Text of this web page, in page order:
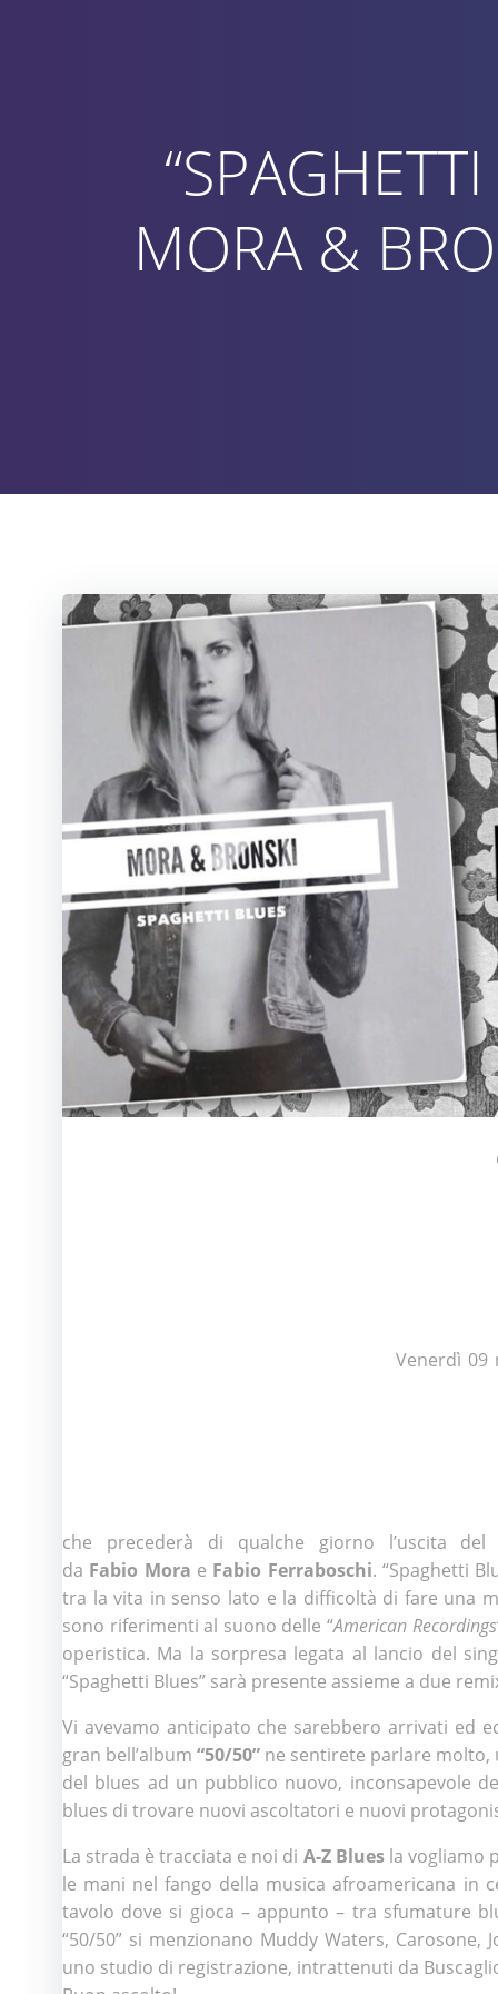
MORA &
Venerdì
che precederà di qualche giorno l’uscita del
da Fabio Mora e Fabio Ferraboschi. “Spaghetti
tra la vita in senso lato e la difficoltà di fare una
sono riferimenti al suono delle “American Recordings
operistica. Ma la sorpresa legata al lancio del
“Spaghetti Blues” sarà presente assieme a due
Vi avevamo anticipato che sarebbero arrivati ed
gran bell’album“50/50” ne sentirete parlare molto,
del blues ad un pubblico nuovo, inconsapevole
blues di trovare nuovi ascoltatori e nuovi
La strada è tracciata e noi di A-Z Bluesla vogliamo
le mani nel fango della musica afroamericana in
tavolo dove si gioca – appunto – tra sfumature
“50/50” si menzionano Muddy Waters,
uno studio di registrazione, intrattenuti da